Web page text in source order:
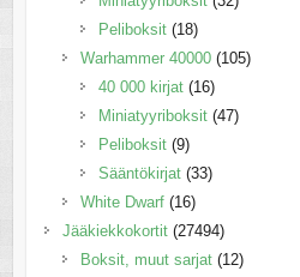
Peliboksit (18)
Warhammer 40000 (105)
40 000 kirjat (16)
Miniatyyriboksit (47)
Peliboksit (9)
Sääntökirjat (33)
White Dwarf (16)
Jääkiekkokortit (27494)
Boksit, muut sarjat (12)